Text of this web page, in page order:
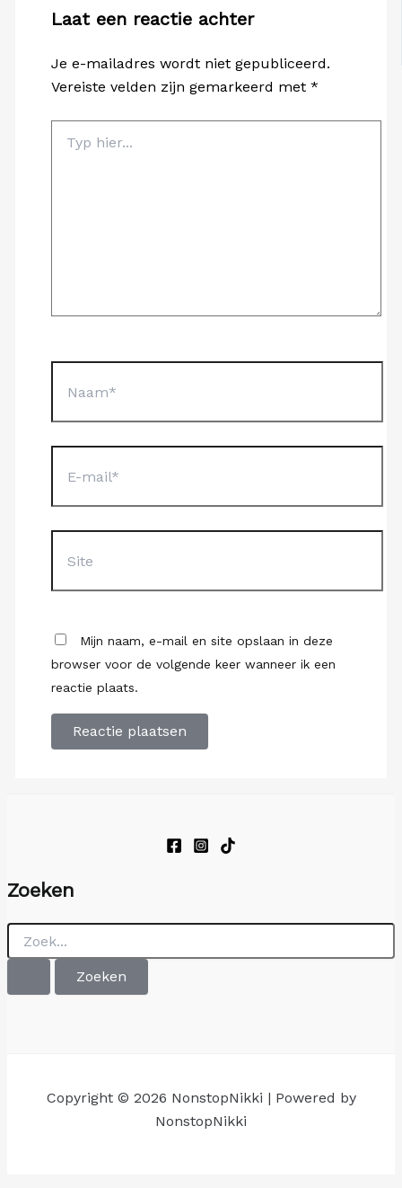
Laat een reactie achter
Je e-mailadres wordt niet gepubliceerd.
Vereiste velden zijn gemarkeerd met *
hier...
mail*
Mijn naam, e-mail en site opslaan in deze
browser voor de volgende keer wanneer ik een
reactie plaats.
Zoeken
Zoek
naar:
Copyright © 2026 NonstopNikki | Powered by
NonstopNikki